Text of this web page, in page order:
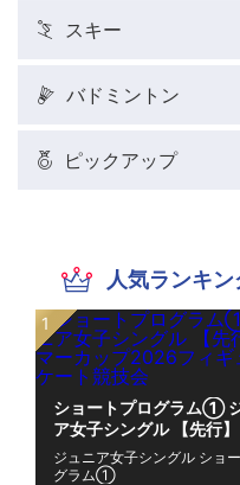
スキー
バドミントン
ピックアップ
人気ランキン
ショートプログラム①
ア女子シングル 【先行
ーカップ2026フィギュ
ート競技会
ジュニア女子シングル ショ
グラム①